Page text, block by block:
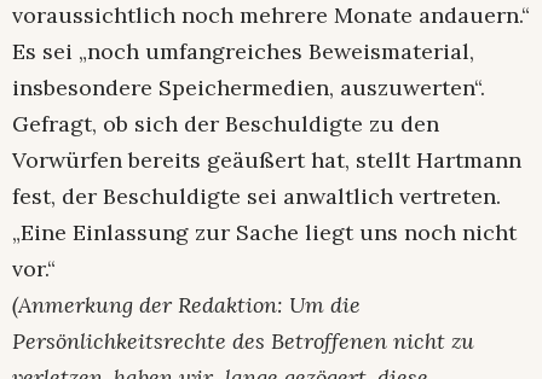
voraussichtlich noch mehrere Monate andauern.“
Es sei „noch umfangreiches Beweismaterial,
insbesondere Speichermedien, auszuwerten“.
Gefragt, ob sich der Beschuldigte zu den
Vorwürfen bereits geäußert hat, stellt Hartmann
fest, der Beschuldigte sei anwaltlich vertreten.
„Eine Einlassung zur Sache liegt uns noch nicht
vor.“
(Anmerkung der Redaktion: Um die
Persönlichkeitsrechte des Betroffenen nicht zu